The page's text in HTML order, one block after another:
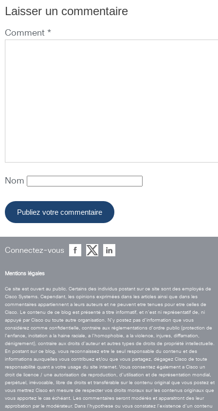
Laisser un commentaire
Comment *
Nom
Connectez-vous
Mentions légales
Ce site est ouvert au public. Certains des individus postant sur ce site sont des employés de
Cisco Systems. Cependant, les opinions exprimées dans les articles ainsi que dans les
commentaires appartiennent a leurs auteurs et ne peuvent etre tenues pour etre celles de
Cisco. Le contenu de ce blog est présenté a titre informatif, et n’est ni représentatif de, ni
appuyé par Cisco ou toute autre organisation. N’y postez pas d’information que vous
considérez comme confidentielle, contraire aux réglementations d’ordre public (protection de
l’enfance, incitation a la haine raciale, a l’homophobie, a la violence, injures, diffamation,
dénigrement), contraire aux droits d’auteur et autres types de droits de propriété intellectuelle.
En postant sur ce blog, vous reconnaissez etre le seul responsable du contenu et des
informations auxquelles vous contribuez et/ou que vous partagez, dégagez Cisco de toute
responsabilité quant a votre usage du site internet. Vous consentez également a Cisco un
droit de licence / une autorisation de reproduction, d’utilisation et de représentation mondial,
perpétuel, irrévocable, libre de droits et transférable sur le contenu original que vous postez et
vous mettrez Cisco en mesure de respecter vos droits moraux sur les contenus originaux que
vous apportez le cas échéant. Les commentaires seront modérés et apparaitront des leur
approbation par le modérateur. Dans l’hypothese ou vous constatez l’existence d’un contenu